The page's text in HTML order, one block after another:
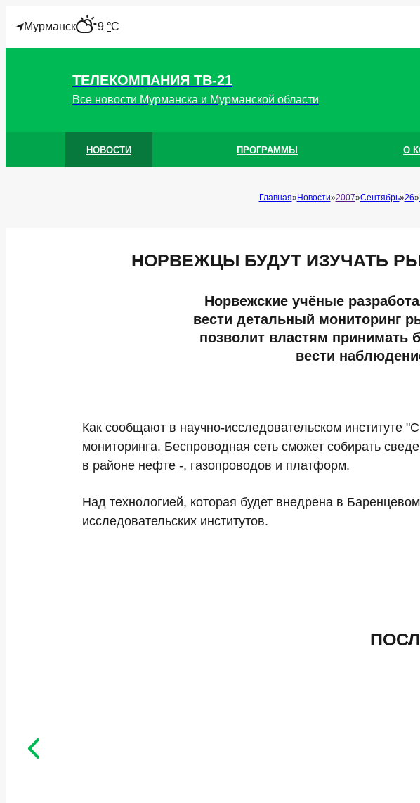
Мурманск"9 °C
ТЕЛЕКОМПАНИЯ ТВ-21
Все новости Мурманска и Мурманской области
НОВОСТИ ПРОГРАММЫ О
Главная Новости 2007 Сентябрь 26
НОРВЕЖЦЫ БУДУТ ИЗУЧАТЬ
Норвежские учёные
вести детальный мониторинг
позволит властям принимать
вести
Как сообщают в научно-исследовательском
мониторинга. Беспроводная сеть сможет собирать
в районе нефте -, газопроводов и платформ.
Над технологией, которая будет внедрена в
исследовательских институтов.